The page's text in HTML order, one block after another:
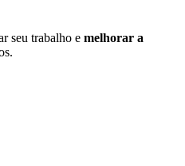
seu trabalho e melhorar a